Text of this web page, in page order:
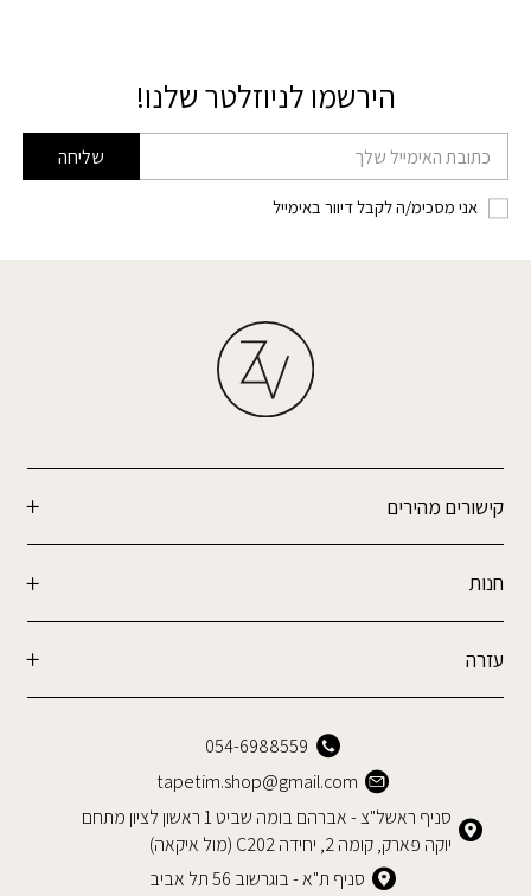
הירשמו לניוזלטר שלנו!
דוא׳׳ל שליחה
אני מסכימ/ה לקבל דיוור באימייל
קישורים מהירים
חנות
עזרה
054-6988559
tapetim.shop@gmail.com
סניף ראשל"צ - אברהם בומה שביט 1 ראשון לציון מתחם
יוקה פארק, קומה 2, יחידה C202 (מול איקאה)
סניף ת"א - בוגרשוב 56 תל אביב